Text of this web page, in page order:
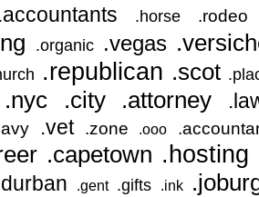
.accountants .horse .rodeo
.organic .vegas
.republican .scot
.nyc .city .attorney
.vet .zone .ooo
.capetown .hosting
.gent .gifts .ink